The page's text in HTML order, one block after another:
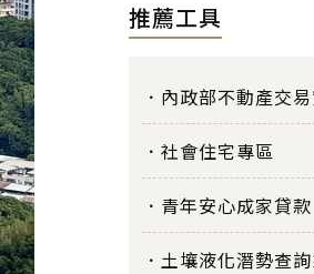
推薦工具
內政部不動產交
社會住宅專區
青年安心成家貸款
土壤液化潛勢查